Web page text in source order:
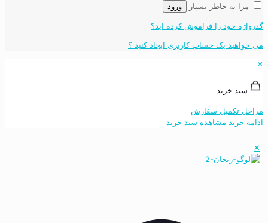
مرا به خاطر بسپار ورود
گذرواژه خود را فراموش کرده اید؟
می خواهید یک حساب کاربری ایجاد کنید ؟
✕
سبد خرید
مراحل تکمیل سفارش
ادامه خرید مشاهده سبد خرید
✕